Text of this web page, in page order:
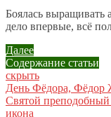
Боялась выращивать
дело впервые, всё
Далее
Содержание статьи
скрыть
День Фёдора, Фёдор
Святой
икона